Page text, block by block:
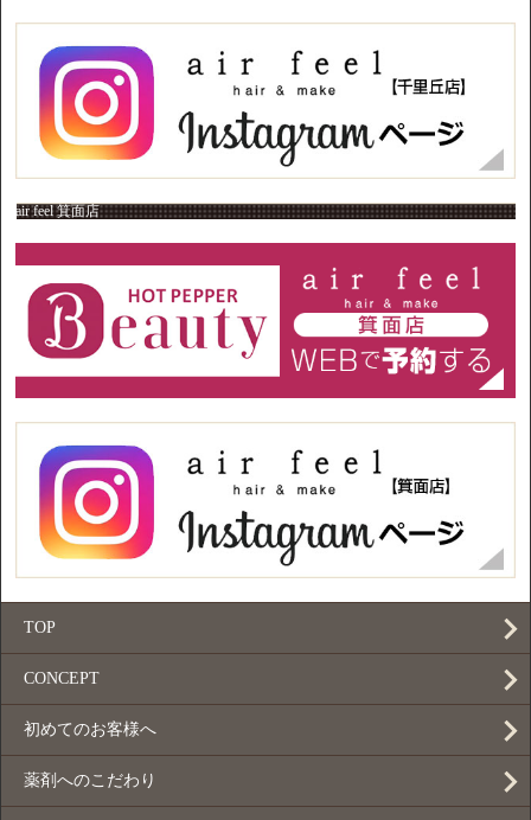
air feel 箕面店
TOP
CONCEPT
初めてのお客様へ
薬剤へのこだわり